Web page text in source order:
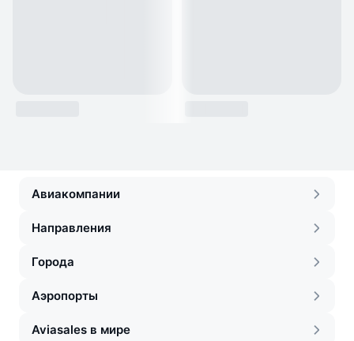
Авиакомпании
Направления
Города
Аэропорты
Aviasales в мире